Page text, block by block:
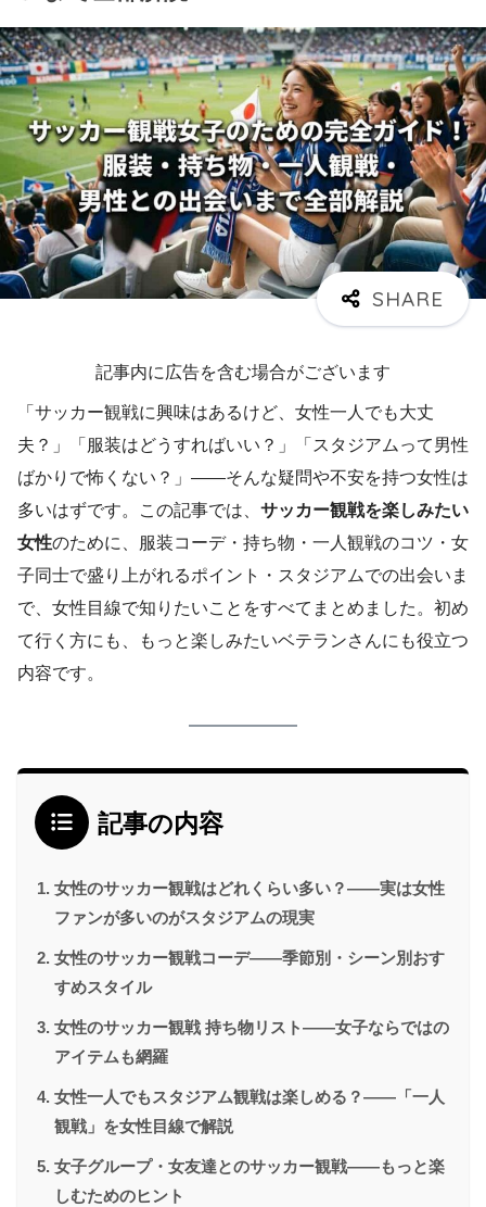
記事内に広告を含む場合がございます
「サッカー観戦に興味はあるけど、女性一人でも大丈
夫？」「服装はどうすればいい？」「スタジアムって男性
ばかりで怖くない？」——そんな疑問や不安を持つ女性は
多いはずです。この記事では、 サッカー観戦を楽しみたい
女性のために、服装コーデ・持ち物・一人観戦のコツ・女
子同士で盛り上がれるポイント・スタジアムでの出会いま
で、女性目線で知りたいことをすべてまとめました。初め
て行く方にも、もっと楽しみたいベテランさんにも役立つ
内容です。
記事の内容
女性のサッカー観戦はどれくらい多い？——実は女性
ファンが多いのがスタジアムの現実
女性のサッカー観戦コーデ——季節別・シーン別おす
すめスタイル
女性のサッカー観戦 持ち物リスト——女子ならではの
アイテムも網羅
女性一人でもスタジアム観戦は楽しめる？——「一人
観戦」を女性目線で解説
女子グループ・女友達とのサッカー観戦——もっと楽
しむためのヒント